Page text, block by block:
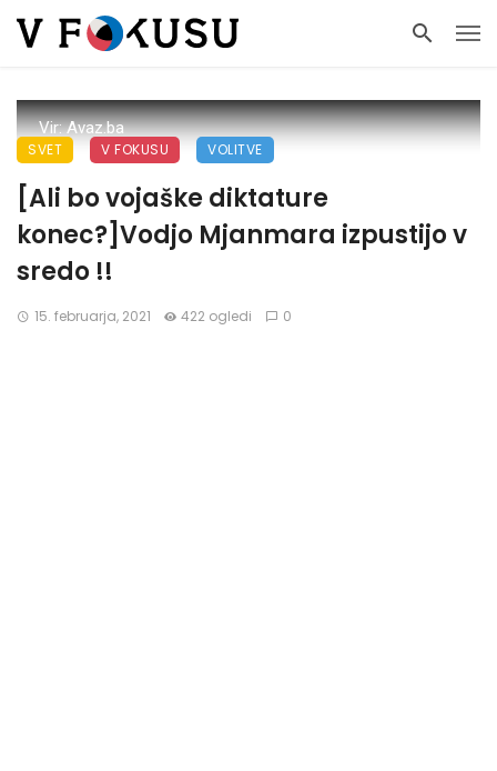
Vir: Avaz.ba
SVET V FOKUSU VOLITVE
[Ali bo vojaške diktature
konec?]Vodjo Mjanmara izpustijo v
sredo !!
15. februarja, 2021 422 ogledi 0